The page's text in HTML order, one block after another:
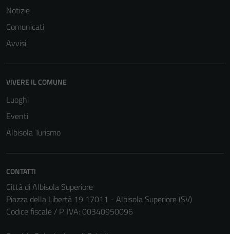
Notizie
Comunicati
Avvisi
VIVERE IL COMUNE
Luoghi
Eventi
Albisola Turismo
CONTATTI
Città di Albisola Superiore
Piazza della Libertà 19 17011 - Albisola Superiore (SV)
Codice fiscale / P. IVA: 00340950096
Questi cookie
personali.